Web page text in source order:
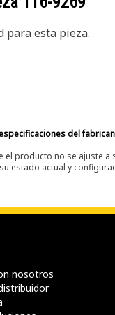
para esta pieza.
del
producto no se ajuste
estado actual y
nosotros